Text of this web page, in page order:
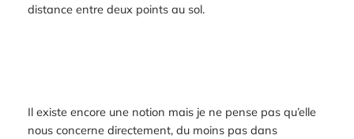
distance entre deux points au sol.
Il existe encore une notion mais je ne pense pas qu’elle
nous concerne directement, du moins pas dans